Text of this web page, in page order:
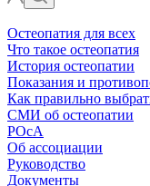
Остеопатия для всех
Что такое остеопатия
История остеопатии
Показания и
Как правильно
СМИ об остеопатии
РОсА
Об ассоциации
Руководство
Документы